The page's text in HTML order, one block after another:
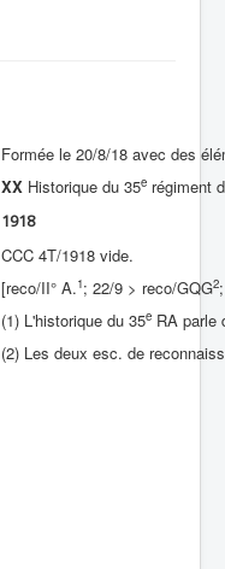
Formée le 20/8/18 avec des
XX Historique du 35e
1918
CCC 4T/1918 vide.
[reco/II° A.1; 22/9 > reco/GQG2
(1) L'historique du 35e RA parle
(2) Les deux esc. de